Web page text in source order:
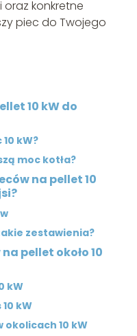
konkretne
piec do Twojego
10 kW do
kW?
moc kotła?
na pellet 10
zestawienia?
pellet około 10
kW
kW
okolicach 10 kW